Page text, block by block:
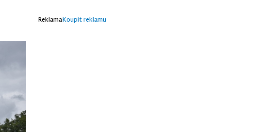
ReklamaKoupit reklamu